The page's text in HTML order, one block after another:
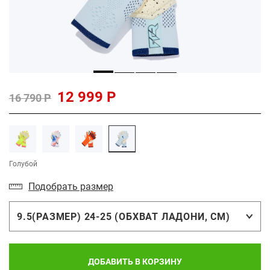
16 790 Р 12 999 Р
Голубой
Подобрать размер
9.5(РАЗМЕР) 24-25 (ОБХВАТ ЛАДОНИ, СМ)
ДОБАВИТЬ В КОРЗИНУ